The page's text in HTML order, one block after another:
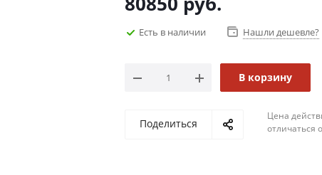
Есть в наличии Нашли дешевле?
В корзину
Поделиться
Цена
отличаться